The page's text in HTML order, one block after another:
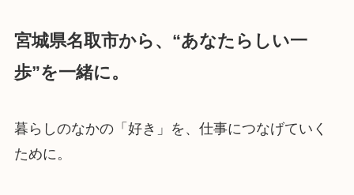
宮城県名取市から、“あなたらしい一
歩”を一緒に。
暮らしのなかの「好き」を、仕事につなげていく
ために。